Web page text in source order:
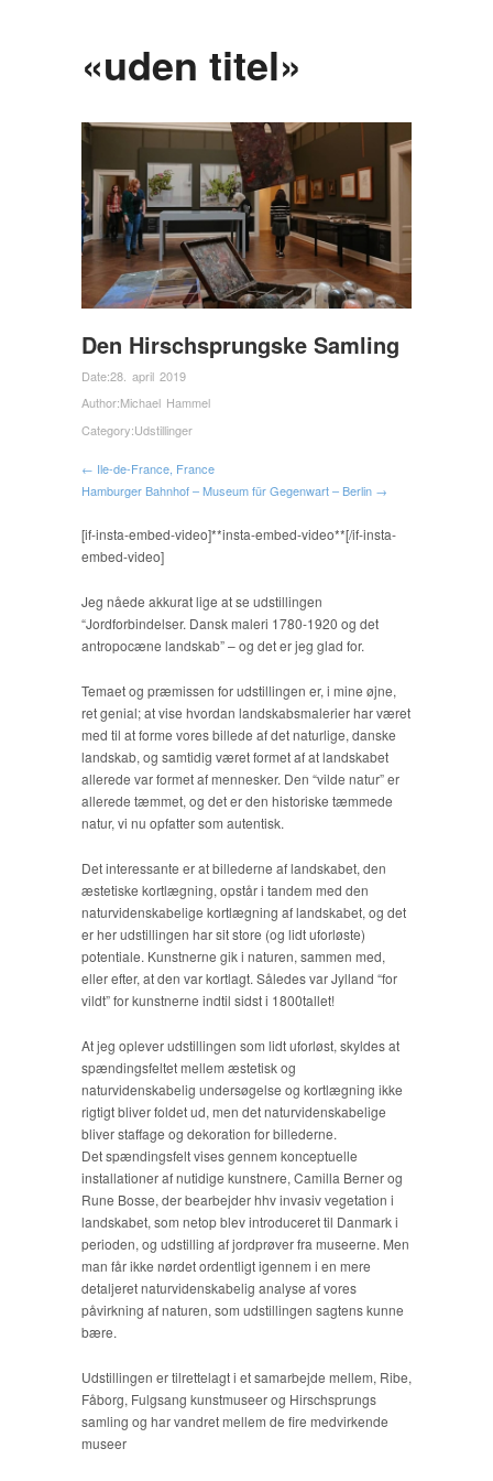
«uden titel»
Den Hirschsprungske Samling
Date:28. april 2019
Author:Michael Hammel
Category:Udstillinger
← Ile-de-France, France
Hamburger Bahnhof – Museum für Gegenwart – Berlin →
[if-insta-embed-video]**insta-embed-video**[/if-insta-
embed-video]
Jeg nåede akkurat lige at se udstillingen
“Jordforbindelser. Dansk maleri 1780-1920 og det
antropocæne landskab” – og det er jeg glad for.
Temaet og præmissen for udstillingen er, i mine øjne,
ret genial; at vise hvordan landskabsmalerier har været
med til at forme vores billede af det naturlige, danske
landskab, og samtidig været formet af at landskabet
allerede var formet af mennesker. Den “vilde natur” er
allerede tæmmet, og det er den historiske tæmmede
natur, vi nu opfatter som autentisk.
Det interessante er at billederne af landskabet, den
æstetiske kortlægning, opstår i tandem med den
naturvidenskabelige kortlægning af landskabet, og det
er her udstillingen har sit store (og lidt uforløste)
potentiale. Kunstnerne gik i naturen, sammen med,
eller efter, at den var kortlagt. Således var Jylland “for
vildt” for kunstnerne indtil sidst i 1800tallet!
At jeg oplever udstillingen som lidt uforløst, skyldes at
spændingsfeltet mellem æstetisk og
naturvidenskabelig undersøgelse og kortlægning ikke
rigtigt bliver foldet ud, men det naturvidenskabelige
bliver staffage og dekoration for billederne.
Det spændingsfelt vises gennem konceptuelle
installationer af nutidige kunstnere, Camilla Berner og
Rune Bosse, der bearbejder hhv invasiv vegetation i
landskabet, som netop blev introduceret til Danmark i
perioden, og udstilling af jordprøver fra museerne. Men
man får ikke nørdet ordentligt igennem i en mere
detaljeret naturvidenskabelig analyse af vores
påvirkning af naturen, som udstillingen sagtens kunne
bære.
Udstillingen er tilrettelagt i et samarbejde mellem, Ribe,
Fåborg, Fulgsang kunstmuseer og Hirschsprungs
samling og har vandret mellem de fire medvirkende
museer